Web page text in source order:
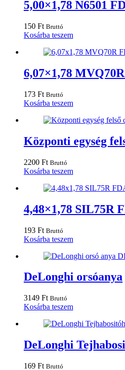
5,00×1,78 N6501
150 Ft Bruttó
Kosárba teszem
6,07×1,78
173 Ft Bruttó
Kosárba teszem
Központi egység
2200 Ft Bruttó
Kosárba teszem
4,48×1,78 SIL75R
193 Ft Bruttó
Kosárba teszem
DeLonghi orsóanya
3149 Ft Bruttó
Kosárba teszem
DeLonghi
169 Ft Bruttó